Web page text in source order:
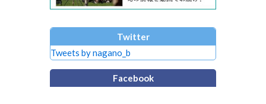
Twitter
Tweets by nagano_b
Facebook